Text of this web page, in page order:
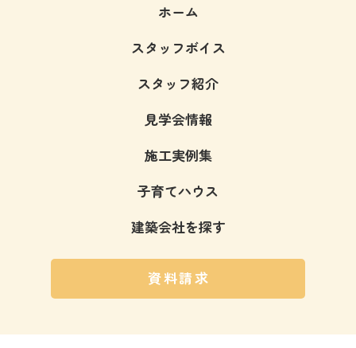
ホーム
スタッフボイス
スタッフ紹介
見学会情報
施工実例集
子育てハウス
建築会社を探す
資料請求